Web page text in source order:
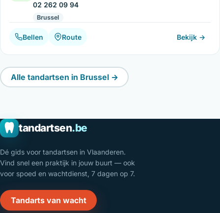
02 262 09 94
Brussel
Bellen Route Bekijk →
Alle tandartsen in Brussel →
tandartsen.be
Dé gids voor tandartsen in Vlaanderen.
Vind snel een praktijk in jouw buurt — ook
voor spoed en wachtdienst, 7 dagen op 7.
Tandarts van wacht